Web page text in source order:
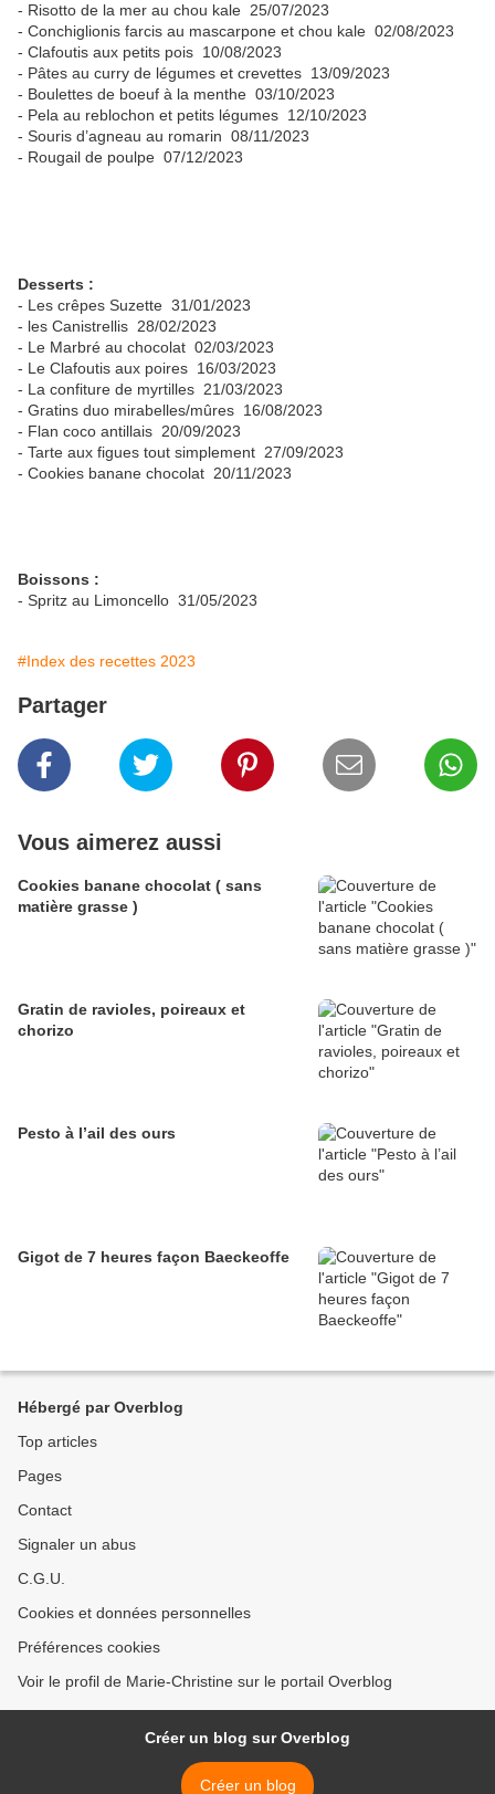
- Risotto de la mer au chou kale 25/07/2023
- Conchiglionis farcis au mascarpone et chou kale 02/08/2023
- Clafoutis aux petits pois 10/08/2023
- Pâtes au curry de légumes et crevettes 13/09/2023
- Boulettes de boeuf à la menthe 03/10/2023
- Pela au reblochon et petits légumes 12/10/2023
- Souris d’agneau au romarin 08/11/2023
- Rougail de poulpe 07/12/2023
Desserts :
- Les crêpes Suzette 31/01/2023
- les Canistrellis 28/02/2023
- Le Marbré au chocolat 02/03/2023
- Le Clafoutis aux poires 16/03/2023
- La confiture de myrtilles 21/03/2023
- Gratins duo mirabelles/mûres 16/08/2023
- Flan coco antillais 20/09/2023
- Tarte aux figues tout simplement 27/09/2023
- Cookies banane chocolat 20/11/2023
Boissons :
- Spritz au Limoncello 31/05/2023
#Index des recettes 2023
Partager
Vous aimerez aussi
Cookies banane chocolat ( sans
matière grasse )
Gratin de ravioles, poireaux et
chorizo
Pesto à l’ail des ours
Gigot de 7 heures façon Baeckeoffe
Hébergé par Overblog
Top articles
Pages
Contact
Signaler un abus
C.G.U.
Cookies et données personnelles
Préférences cookies
Voir le profil de Marie-Christine sur le portail Overblog
Créer un blog sur Overblog
Créer un blog